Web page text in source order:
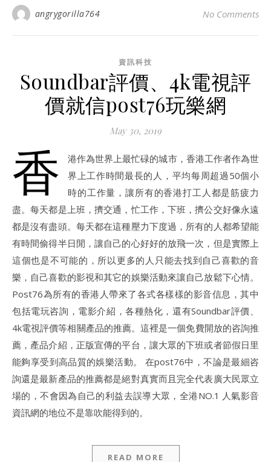
angrygorilla764 No Comments
資訊科技
Soundbar評價、4k電視評
價就信post76玩樂網
May 30, 2019
香
港作為世界上最忙碌的城市，香港工作者作為世
界上工作時間最長的人，平均每周超過50個小
時的工作量，讓所有的香港打工人都是筋疲力
盡。每天都是上班，擠交通，忙工作，下班，擠公交好像永遠
都是沒有盡頭。每天都在這種壓力下度過，所有的人都希望能
有時間偷得半日閒，讓自己的心好好的放飛一次，但是實際上
這個也是不可能的，所以更多的人只能去找到自己喜歡的音
樂，自己喜歡的影視和其它的娛樂活動來讓自己放鬆下心情。
Post76為所有的香港人帶來了各式各樣樣的影音信息，其中
包括電玩咨詢，電影介紹，各種熱化，還有Soundbar評價、
4k電視評價等相關產品的推薦。這裡是一個免費開放的咨詢推
薦，產品介紹，正版宣傳的平台，讓大眾的下班或者節假日里
能夠享受到高品質的娛樂活動。 在post76中，不論是最細咨
詢還是最新產品的推薦都是絕對真實而且完全代表廣大民眾立
場的，不會因為自己的利益去誤導大眾，全港NO.1 人氣影音
資訊網的地位不是靠吹能得到的。
READ MORE